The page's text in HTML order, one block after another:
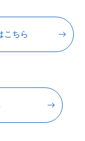
こちら